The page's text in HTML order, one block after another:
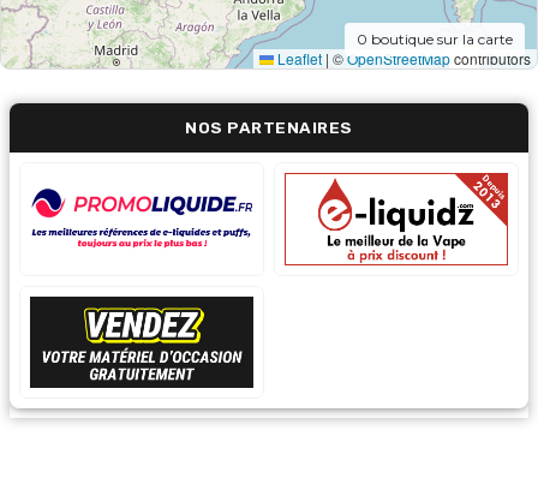
Leaflet | ©OpenStreetMapcontributors
0 boutique sur la carte
NOS PARTENAIRES